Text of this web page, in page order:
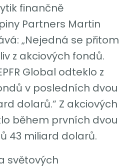
finančně
Partners Martin
„Nejedná se přitom
z akciových fondů.
Global odteklo z
v posledních dvou
dolarů.“ Z akciových
během prvních dvou
43 miliard dolarů.
světových